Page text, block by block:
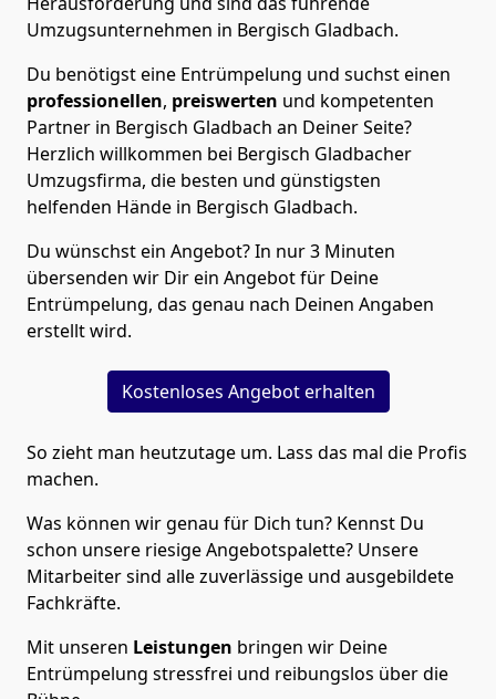
Umzugsunternehmen in Bergisch Gladbach.
Du benötigst eine Entrümpelung und suchst einen
professionellen, preiswerten und kompetenten
Partner in Bergisch Gladbach an Deiner Seite?
Herzlich willkommen bei Bergisch Gladbacher
Umzugsfirma, die besten und günstigsten
helfenden Hände in Bergisch Gladbach.
Du wünschst ein Angebot? In nur 3 Minuten
übersenden wir Dir ein Angebot für Deine
Entrümpelung, das genau nach Deinen Angaben
erstellt wird.
Kostenloses Angebot erhalten
So zieht man heutzutage um. Lass das mal die Profis
machen.
Was können wir genau für Dich tun? Kennst Du
schon unsere riesige Angebotspalette? Unsere
Mitarbeiter sind alle zuverlässige und ausgebildete
Fachkräfte.
Mit unseren Leistungen bringen wir Deine
Entrümpelung stressfrei und reibungslos über die